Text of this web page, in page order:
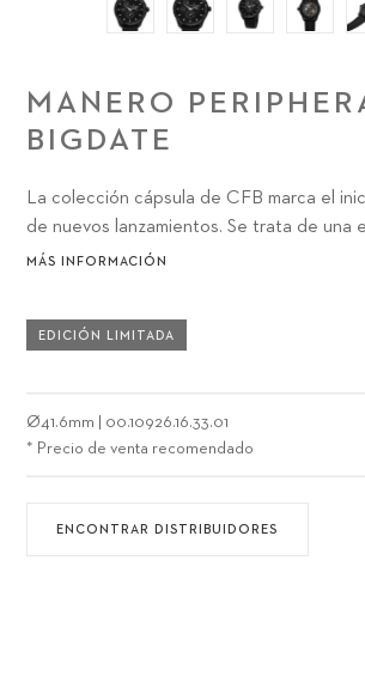
MANERO
BIGDATE
La colección cápsula de CFB marca el
de nuevos lanzamientos. Se trata de una
de cinco relojes que demuestran nuestras
MÁS INFORMACIÓN
EDICIÓN LIMITADA
Ø41.6mm
00.10926.16.33.01
* Precio de venta recomendado
ENCONTRAR DISTRIBUIDORES